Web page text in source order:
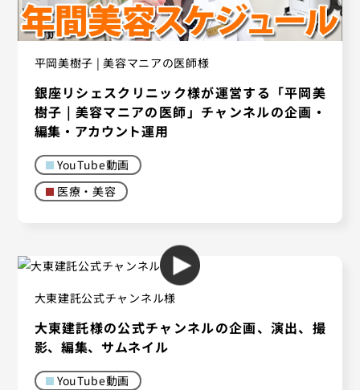
平岡美樹子 | 美容マニアの医師様
銀座リシェスクリニック様が運営する「平岡美
樹子 | 美容マニアの医師」チャンネルの企画・
編集・アカウント運用
YouTube動画
医療・美容
大東建託公式チャンネル様
大東建託様の公式チャンネルの企画、演出、撮
影、編集、サムネイル
YouTube動画